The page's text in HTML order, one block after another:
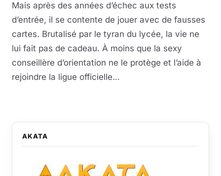
Mais après des années d’échec aux tests
d’entrée, il se contente de jouer avec de fausses
cartes. Brutalisé par le tyran du lycée, la vie ne
lui fait pas de cadeau. À moins que la sexy
conseillère d’orientation ne le protège et l’aide à
rejoindre la ligue officielle…
AKATA